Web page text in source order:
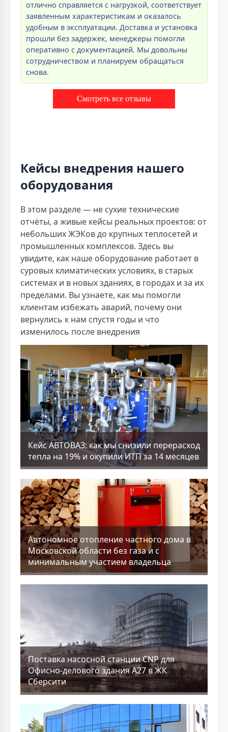
отлично справляется с нагрузкой, соответствует
заявленным характеристикам и оказалось
удобным в эксплуатации. Доставка и установка
прошли без задержек, менеджеры помогли
оперативно с документацией. Мы довольны
сотрудничеством и планируем обращаться
снова.
Смотреть все отзывы
Кейсы внедрения нашего
оборудования
В этом разделе — не сухие технические
отчёты, а живые кейсы реальных проектов: от
небольших ЖЭКов до крупных теплосетей и
промышленных комплексов. Здесь вы
увидите, как наше оборудование работает в
суровых климатических условиях, в старых
системах и в новых зданиях, в городах и за их
пределами. Вы узнаете, как мы помогли
клиентам избежать аварий, почему они
вернулись к нам спустя годы и что
изменилось после внедрения
Кейс АВТОВАЗ: как мы снизили перерасход
тепла на 19% и окупили ИТП за 14 месяцев
Aвтономное отопление частного дома в
Московской области без газа и с
минимальным участием владельца
Поставка насосной станции CNP для
Офисно-делового здания А27 в ЖК
Сберсити